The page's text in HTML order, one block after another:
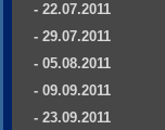
- 22.07.2011
- 29.07.2011
- 05.08.2011
- 09.09.2011
- 23.09.2011